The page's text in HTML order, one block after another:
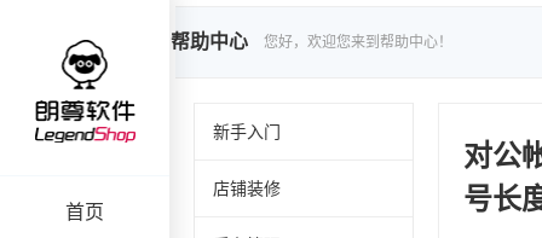
首页
帮助中心 您好，欢迎您来到帮助中心！
新手入门
店铺装修
对公
号长